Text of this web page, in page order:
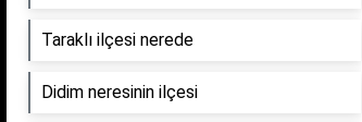
Taraklı ilçesi nerede
Didim neresinin ilçesi